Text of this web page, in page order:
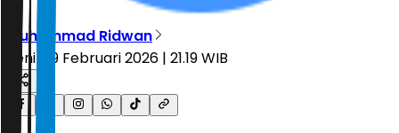
Muhammad Ridwan
Senin, 9 Februari 2026 | 21.19 WIB